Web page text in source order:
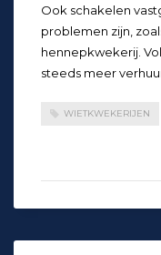
Ook schakelen
problemen zijn,
hennepkwekerij.
steeds meer
WIETKWEKERIJEN